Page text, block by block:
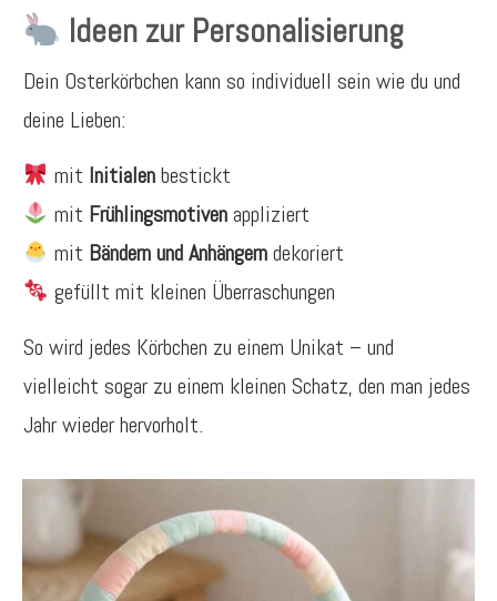
Ideen zur Personalisierung
Dein Osterkörbchen kann so individuell sein wie du und
deine Lieben:
mit Initialenbestickt
mit Frühlingsmotivenappliziert
mit Bändern und Anhängerndekoriert
gefüllt mit kleinen Überraschungen
So wird jedes Körbchen zu einem Unikat – und
vielleicht sogar zu einem kleinen Schatz, den man jedes
Jahr wieder hervorholt.